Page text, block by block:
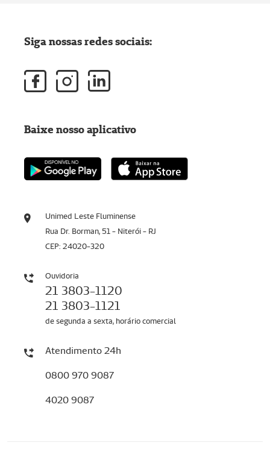
Unimed Leste Fluminense
Rua Dr. Borman, 51 - Niterói - RJ
CEP: 24020-320
Ouvidoria
21 3803-1120
21 3803-1121
de segunda a sexta, horário comercial
Atendimento 24h
0800 970 9087
4020 9087
Siga nossas redes sociais:
Baixe nosso aplicativo